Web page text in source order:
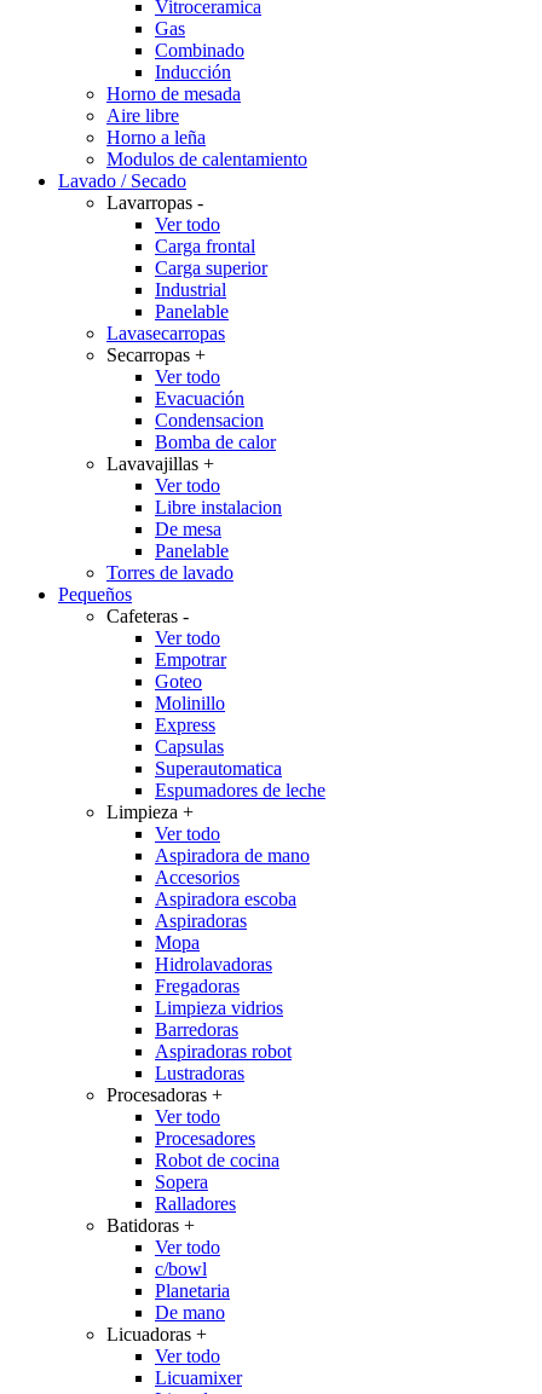
Vitroceramica
Gas
Combinado
Inducción
Horno de mesada
Aire libre
Horno a leña
Modulos de calentamiento
Lavado / Secado
Lavarropas -
Ver todo
Carga frontal
Carga superior
Industrial
Panelable
Lavasecarropas
Secarropas +
Ver todo
Evacuación
Condensacion
Bomba de calor
Lavavajillas +
Ver todo
Libre instalacion
De mesa
Panelable
Torres de lavado
Pequeños
Cafeteras -
Ver todo
Empotrar
Goteo
Molinillo
Express
Capsulas
Superautomatica
Espumadores de leche
Limpieza +
Ver todo
Aspiradora de mano
Accesorios
Aspiradora escoba
Aspiradoras
Mopa
Hidrolavadoras
Fregadoras
Limpieza vidrios
Barredoras
Aspiradoras robot
Lustradoras
Procesadoras +
Ver todo
Procesadores
Robot de cocina
Sopera
Ralladores
Batidoras +
Ver todo
c/bowl
Planetaria
De mano
Licuadoras +
Ver todo
Licuamixer